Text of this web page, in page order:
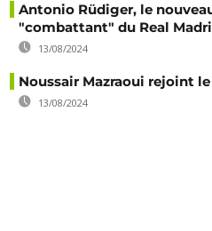
Antonio Rüdiger, le
"combattant" du Real
13/08/2024
Noussair Mazraoui rejoint
13/08/2024